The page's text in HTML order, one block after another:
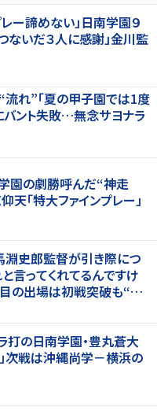
レー諦めない」日南学園９
ないだ３人に感謝」金川監
れ”「夏の甲子園では1度
バント失敗…無念サヨナラ
園の劇勝呼んだ“神走
「特大ファインプレー」
史郎監督が引き際につ
言ってくれてるんですけ
の出場は初戦突破も“馬
打の日南学園・豊丸蒼大
次戦は沖縄尚学－横浜の